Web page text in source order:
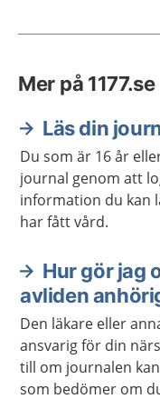
Mer på 1177.se
Läs din
Du som är 16 år
journal genom att
information du kan
har fått vård.
Hur gör jag
avliden
Den läkare eller
ansvarig för din
till om journalen
som bedömer om